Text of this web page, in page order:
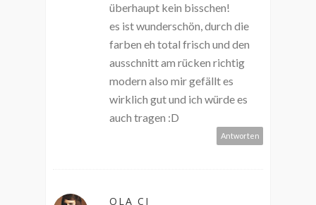
überhaupt kein bisschen!
es ist wunderschön, durch die
farben eh total frisch und den
ausschnitt am rücken richtig
modern also mir gefällt es
wirklich gut und ich würde es
auch tragen :D
Antworten
OLA CI